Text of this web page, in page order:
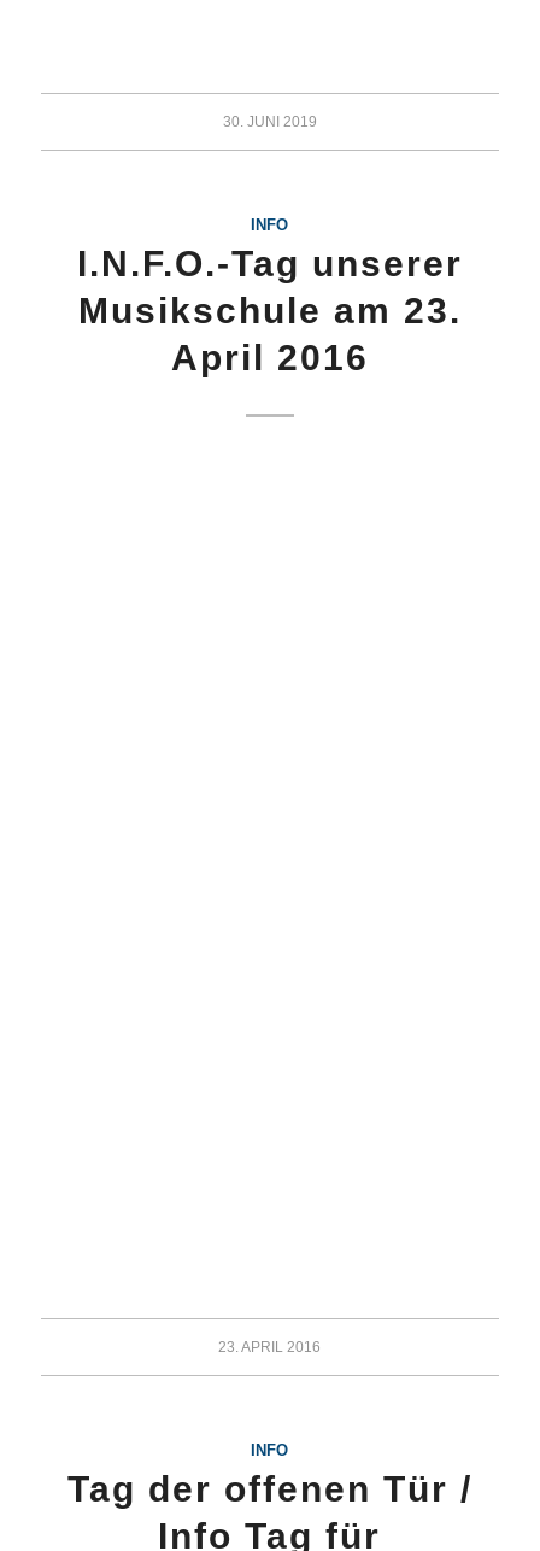
30. JUNI 2019
INFO
I.N.F.O.-Tag unserer
Musikschule am 23.
April 2016
23. APRIL 2016
INFO
Tag der offenen Tür /
Info Tag für